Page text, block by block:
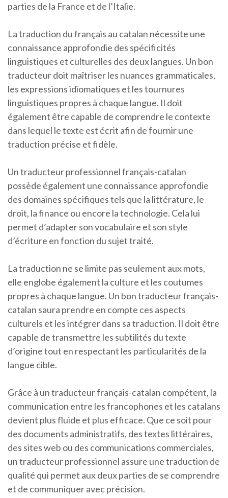
parties de la France et de l’Italie.
La traduction du français au catalan nécessite une
connaissance approfondie des spécificités
linguistiques et culturelles des deux langues. Un bon
traducteur doit maîtriser les nuances grammaticales,
les expressions idiomatiques et les tournures
linguistiques propres à chaque langue. Il doit
également être capable de comprendre le contexte
dans lequel le texte est écrit afin de fournir une
traduction précise et fidèle.
Un traducteur professionnel français-catalan
possède également une connaissance approfondie
des domaines spécifiques tels que la littérature, le
droit, la finance ou encore la technologie. Cela lui
permet d’adapter son vocabulaire et son style
d’écriture en fonction du sujet traité.
La traduction ne se limite pas seulement aux mots,
elle englobe également la culture et les coutumes
propres à chaque langue. Un bon traducteur français-
catalan saura prendre en compte ces aspects
culturels et les intégrer dans sa traduction. Il doit être
capable de transmettre les subtilités du texte
d’origine tout en respectant les particularités de la
langue cible.
Grâce à un traducteur français-catalan compétent, la
communication entre les francophones et les catalans
devient plus fluide et plus efficace. Que ce soit pour
des documents administratifs, des textes littéraires,
des sites web ou des communications commerciales,
un traducteur professionnel assure une traduction de
qualité qui permet aux deux parties de se comprendre
et de communiquer avec précision.